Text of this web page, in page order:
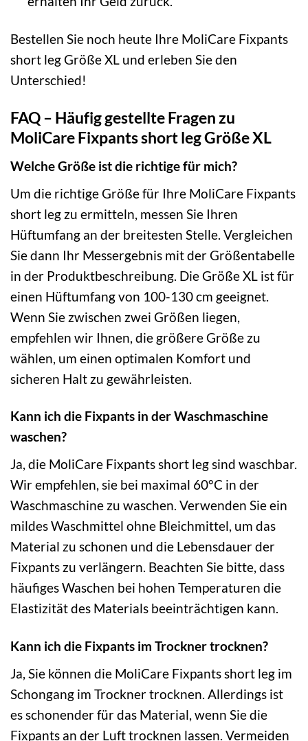
Bestellen Sie noch heute Ihre MoliCare Fixpants
short leg Größe XL und erleben Sie den
Unterschied!
FAQ – Häufig gestellte Fragen zu
MoliCare Fixpants short leg Größe XL
Welche Größe ist die richtige für mich?
Um die richtige Größe für Ihre MoliCare Fixpants
short leg zu ermitteln, messen Sie Ihren
Hüftumfang an der breitesten Stelle. Vergleichen
Sie dann Ihr Messergebnis mit der Größentabelle
in der Produktbeschreibung. Die Größe XL ist für
einen Hüftumfang von 100-130 cm geeignet.
Wenn Sie zwischen zwei Größen liegen,
empfehlen wir Ihnen, die größere Größe zu
wählen, um einen optimalen Komfort und
sicheren Halt zu gewährleisten.
Kann ich die Fixpants in der Waschmaschine
waschen?
Ja, die MoliCare Fixpants short leg sind waschbar.
Wir empfehlen, sie bei maximal 60°C in der
Waschmaschine zu waschen. Verwenden Sie ein
mildes Waschmittel ohne Bleichmittel, um das
Material zu schonen und die Lebensdauer der
Fixpants zu verlängern. Beachten Sie bitte, dass
häufiges Waschen bei hohen Temperaturen die
Elastizität des Materials beeinträchtigen kann.
Kann ich die Fixpants im Trockner trocknen?
Ja, Sie können die MoliCare Fixpants short leg im
Schongang im Trockner trocknen. Allerdings ist
es schonender für das Material, wenn Sie die
Fixpants an der Luft trocknen lassen. Vermeiden